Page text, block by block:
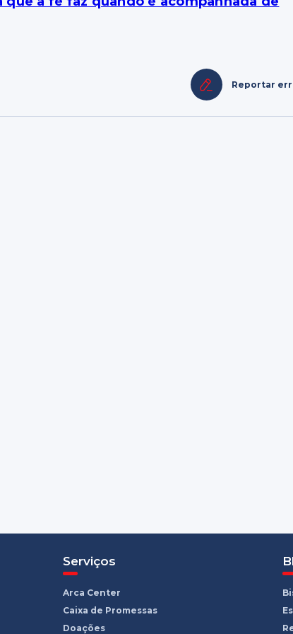
Reportar
Serviços
Arca Center
Caixa de Promessas
Doações